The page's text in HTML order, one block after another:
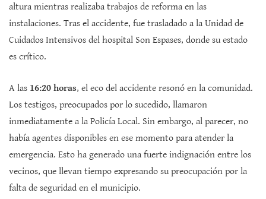
altura mientras realizaba trabajos de reforma en las
instalaciones. Tras el accidente, fue trasladado a la Unidad de
Cuidados Intensivos del hospital Son Espases, donde su estado
es crítico.
A las 16:20 horas, el eco del accidente resonó en la comunidad.
Los testigos, preocupados por lo sucedido, llamaron
inmediatamente a la Policía Local. Sin embargo, al parecer, no
había agentes disponibles en ese momento para atender la
emergencia. Esto ha generado una fuerte indignación entre los
vecinos, que llevan tiempo expresando su preocupación por la
falta de seguridad en el municipio.